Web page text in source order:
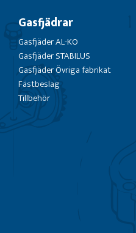
Gasfjädrar
Gasfjäder AL-KO
Gasfjäder STABILUS
Gasfjäder Övriga fabrikat
Fästbeslag
Tillbehör